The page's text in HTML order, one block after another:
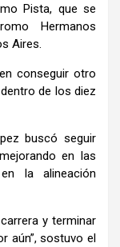
Pista, que se
Hermanos
Aires.
conseguir otro
de los diez
buscó seguir
en las
la alineación
y terminar
aún”, sostuvo el